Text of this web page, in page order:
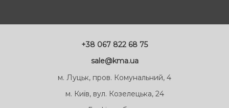
+38 067 822 68 75
sale@kma.ua
м. Луцьк, пров. Комунальний, 4
м. Київ, вул. Козелецька, 24